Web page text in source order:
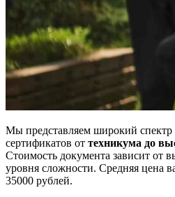
Мы представляем широкий спектр
сертификатов от техникума до
Стоимость документа зависит от
уровня сложности. Средняя цена
35000 рублей.